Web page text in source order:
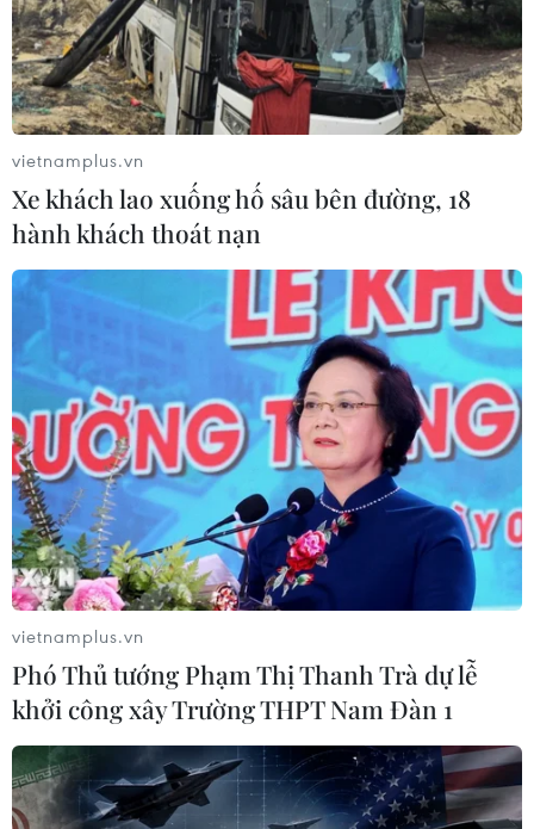
14 triệu người tại Khu vực Mỹ Latinh mất
việc làm vì dịch COVID-19
10/04/2020 04:31
Báo cáo của ILO cho biết đại dịch COVID-19 tại Mỹ
Latinh đã làm giảm 5,7% giờ làm việc và hơn 50% số
người lao động trong khu vực bị ảnh hưởng, trong đó
chủ yếu liên quan tới các ngành nghề sản xuất.
vietnamplus.vn
Xe khách lao xuống hố sâu bên đường, 18
hành khách thoát nạn
vietnamplus.vn
Phó Thủ tướng Phạm Thị Thanh Trà dự lễ
khởi công xây Trường THPT Nam Đàn 1